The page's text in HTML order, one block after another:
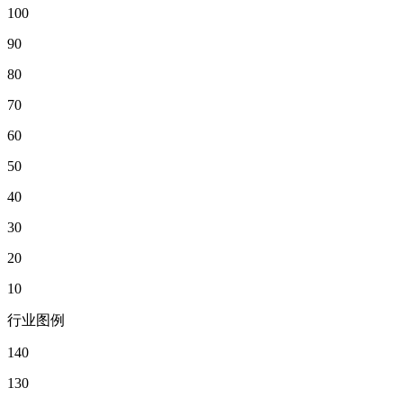
100
90
80
70
60
50
40
30
20
10
行业图例
140
130